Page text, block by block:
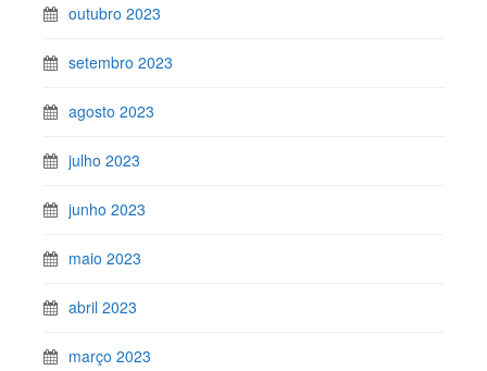
outubro 2023
setembro 2023
agosto 2023
julho 2023
junho 2023
maio 2023
abril 2023
março 2023